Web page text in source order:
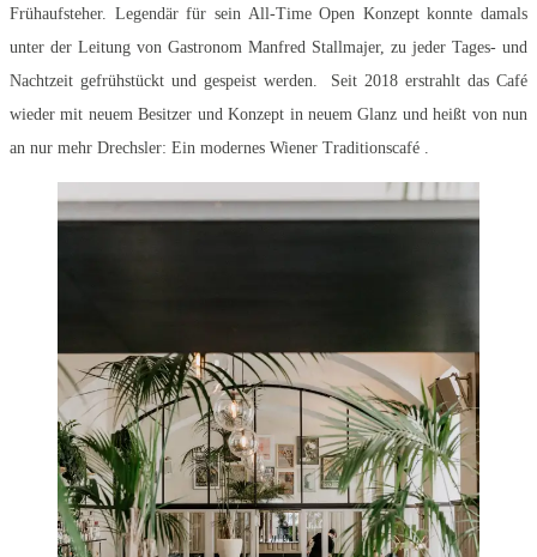
Frühaufsteher. Legendär für sein All-Time Open Konzept konnte damals
unter der Leitung von Gastronom Manfred Stallmajer, zu jeder Tages- und
Nachtzeit gefrühstückt und gespeist werden. Seit 2018 erstrahlt das Café
wieder mit neuem Besitzer und Konzept in neuem Glanz und heißt von nun
an nur mehr Drechsler: Ein modernes Wiener Traditionscafé .